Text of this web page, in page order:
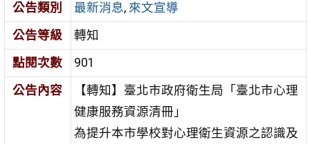
公告類別
最新消息, 來文宣導
公告等級
轉知
點閱次數
901
公告內容
【轉知】臺北市政府衛生局「臺北市心理
健康服務資源清冊」
為提升本市學校對心理衛生資源之認識及